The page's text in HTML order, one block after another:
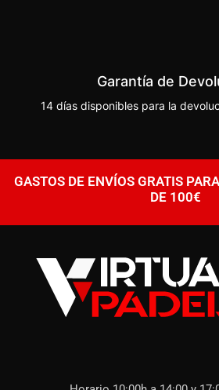
Garantía de
14 días disponibles para la
GASTOS DE ENVÍOS GRATIS
DE 100€